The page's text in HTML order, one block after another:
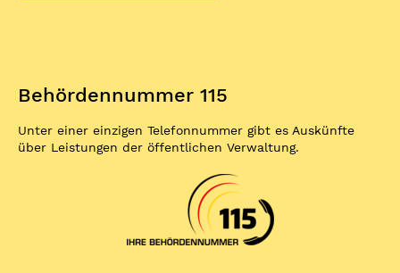
Behördennummer 115
Unter einer einzigen Telefonnummer gibt es Auskünfte
über Leistungen der öffentlichen Verwaltung.